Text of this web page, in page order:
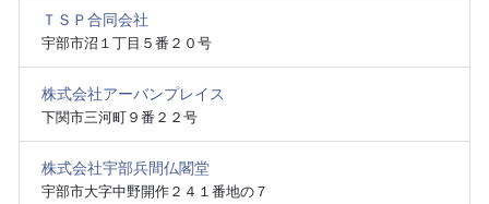
ＴＳＰ合同会社
宇部市沼１丁目５番２０号
株式会社アーバンプレイス
下関市三河町９番２２号
株式会社宇部兵間仏閣堂
宇部市大字中野開作２４１番地の７